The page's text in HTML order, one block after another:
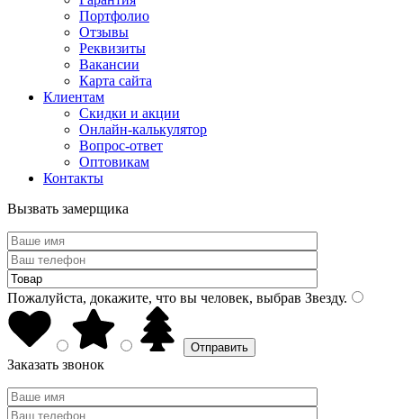
Портфолио
Отзывы
Реквизиты
Вакансии
Карта сайта
Клиентам
Скидки и акции
Онлайн-калькулятор
Вопрос-ответ
Оптовикам
Контакты
Вызвать замерщика
Пожалуйста, докажите, что вы человек, выбрав Звезду.
Заказать звонок